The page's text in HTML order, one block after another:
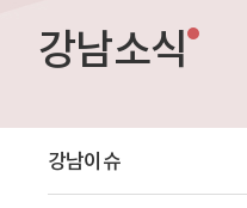
페
이
지
메
강남소식
강남이슈